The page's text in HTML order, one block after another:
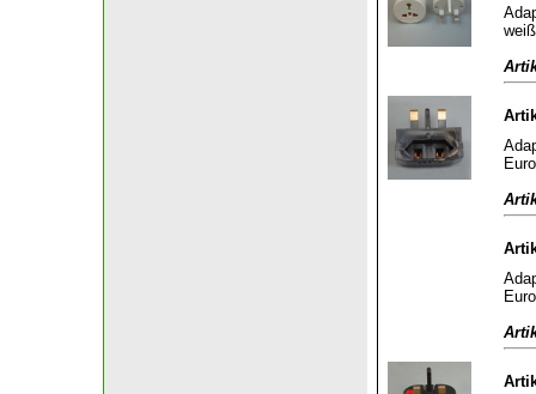
weiß